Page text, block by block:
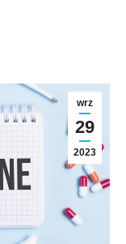
wrz
29
2023